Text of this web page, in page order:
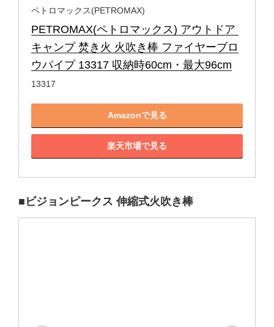
ペトロマックス(PETROMAX)
PETROMAX(ペトロマックス) アウトドア
キャンプ 焚き火 火吹き棒 ファイヤーブロ
ウパイプ 13317 収納時60cm・最大96cm
13317
Amazonで見る
楽天市場で見る
■ビジョンピークス 伸縮式火吹き棒